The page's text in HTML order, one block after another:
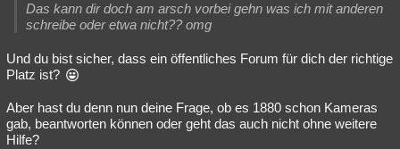
Das kann dir doch am arsch vorbei gehn was ich mit anderen
schreibe oder etwa nicht?? omg
Und du bist sicher, dass ein öffentliches Forum für dich der richtige
Platz ist?
Aber hast du denn nun deine Frage, ob es 1880 schon Kameras
gab, beantworten können oder geht das auch nicht ohne weitere
Hilfe?